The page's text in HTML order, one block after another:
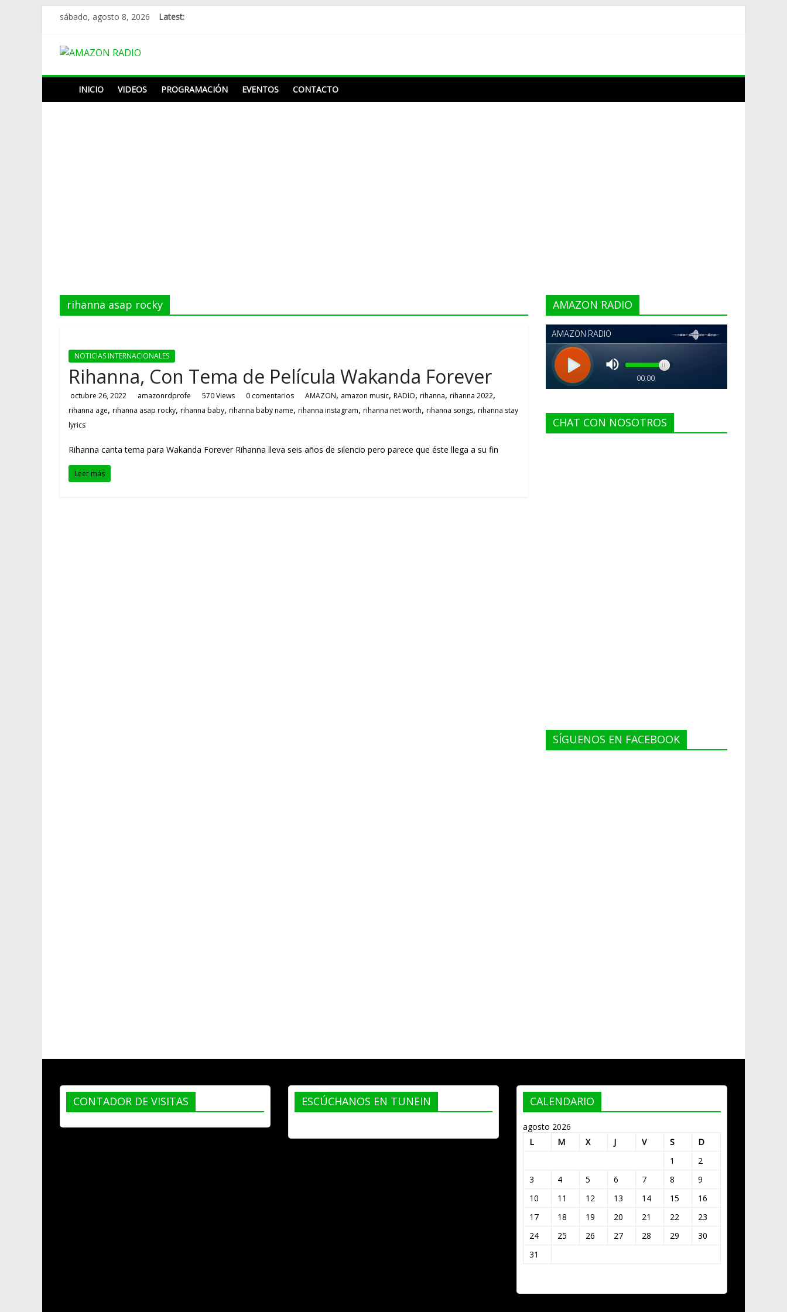
sábado, agosto 8, 2026 Latest:
AMAZON
RADIO
INICIO VIDEOS PROGRAMACIÓN EVENTOS CONTACTO
rihanna asap rocky
NOTICIAS INTERNACIONALES
Rihanna, Con Tema de Película Wakanda Forever
octubre 26, 2022 amazonrdprofe 570 Views 0 comentarios AMAZON, amazon music, RADIO, rihanna, rihanna 2022,
rihanna age, rihanna asap rocky, rihanna baby, rihanna baby name, rihanna instagram, rihanna net worth, rihanna songs, rihanna stay
lyrics
Rihanna canta tema para Wakanda Forever Rihanna lleva seis años de silencio pero parece que éste llega a su fin
Leer más
AMAZON RADIO
CHAT CON NOSOTROS
SÍGUENOS EN FACEBOOK
CONTADOR DE VISITAS ESCÚCHANOS EN TUNEIN CALENDARIO
agosto 2026
L
M X J V S
D
1
2
3
4 5 6 7 8
9
10
11 12 13 14 15
16
17
18 19 20 21 22
23
24
25 26 27 28 29
30
31